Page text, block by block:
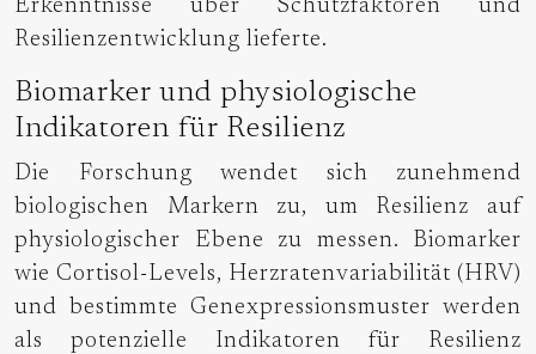
Erkenntnisse über Schutzfaktoren und
Resilienzentwicklung lieferte.
Biomarker und physiologische
Indikatoren für Resilienz
Die Forschung wendet sich zunehmend
biologischen Markern zu, um Resilienz auf
physiologischer Ebene zu messen. Biomarker
wie Cortisol-Levels, Herzratenvariabilität (HRV)
und bestimmte Genexpressionsmuster werden
als potenzielle Indikatoren für Resilienz